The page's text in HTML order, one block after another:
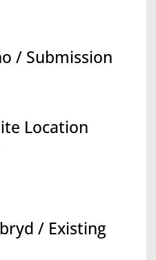
/ Submission
Location
/ Existing